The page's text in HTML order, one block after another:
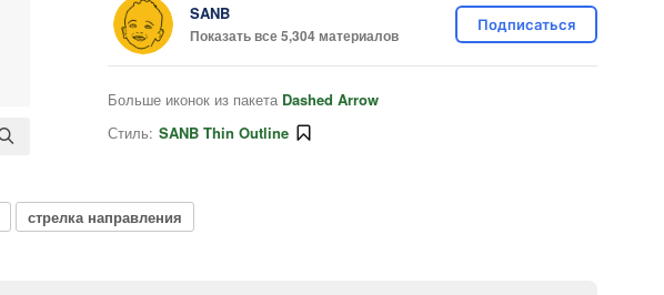
SANB
Показать все 5,304 материалов
Подписаться
Больше иконок из пакета Dashed Arrow
Стиль: SANB Thin Outline
стрелка направления